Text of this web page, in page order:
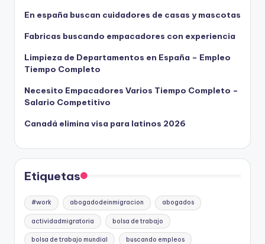
En españa buscan cuidadores de casas y mascotas
Fabricas buscando empacadores con experiencia
Limpieza de Departamentos en España – Empleo
Tiempo Completo
Necesito Empacadores Varios Tiempo Completo –
Salario Competitivo
Canadá elimina visa para latinos 2026
Etiquetas
#work abogadodeinmigracion abogados
actividadmigratoria bolsa de trabajo
bolsa de trabajo mundial buscando empleos